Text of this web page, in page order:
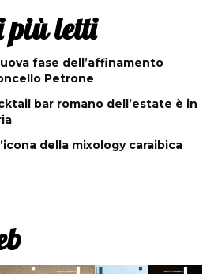
più letti
fase dell’affinamento
Petrone
bar romano dell’estate è in
della mixology caraibica